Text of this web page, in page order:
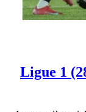
Ligue 1